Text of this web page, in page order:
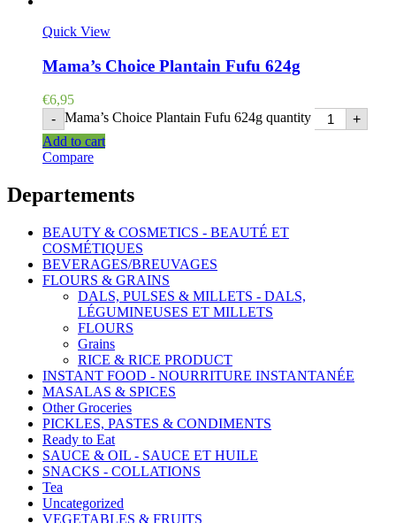
Quick View
Mama’s Choice Plantain Fufu 624g
€6,95
- Mama’s Choice Plantain Fufu 624g quantity
+
Add to cart
Compare
Departements
BEAUTY & COSMETICS - BEAUTÉ ET
COSMÉTIQUES
BEVERAGES/BREUVAGES
FLOURS & GRAINS
DALS, PULSES & MILLETS - DALS,
LÉGUMINEUSES ET MILLETS
FLOURS
Grains
RICE & RICE PRODUCT
INSTANT FOOD - NOURRITURE INSTANTANÉE
MASALAS & SPICES
Other Groceries
PICKLES, PASTES & CONDIMENTS
Ready to Eat
SAUCE & OIL - SAUCE ET HUILE
SNACKS - COLLATIONS
Tea
Uncategorized
VEGETABLES & FRUITS